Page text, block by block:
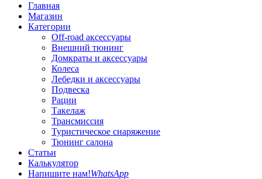
Главная
Магазин
Категории
Off-road аксессуары
Внешний тюнинг
Домкраты и аксессуары
Колеса
Лебедки и аксессуары
Подвеска
Рации
Такелаж
Трансмиссия
Туристическое снаряжение
Тюнинг салона
Статьи
Калькулятор
Напишите нам!WhatsApp